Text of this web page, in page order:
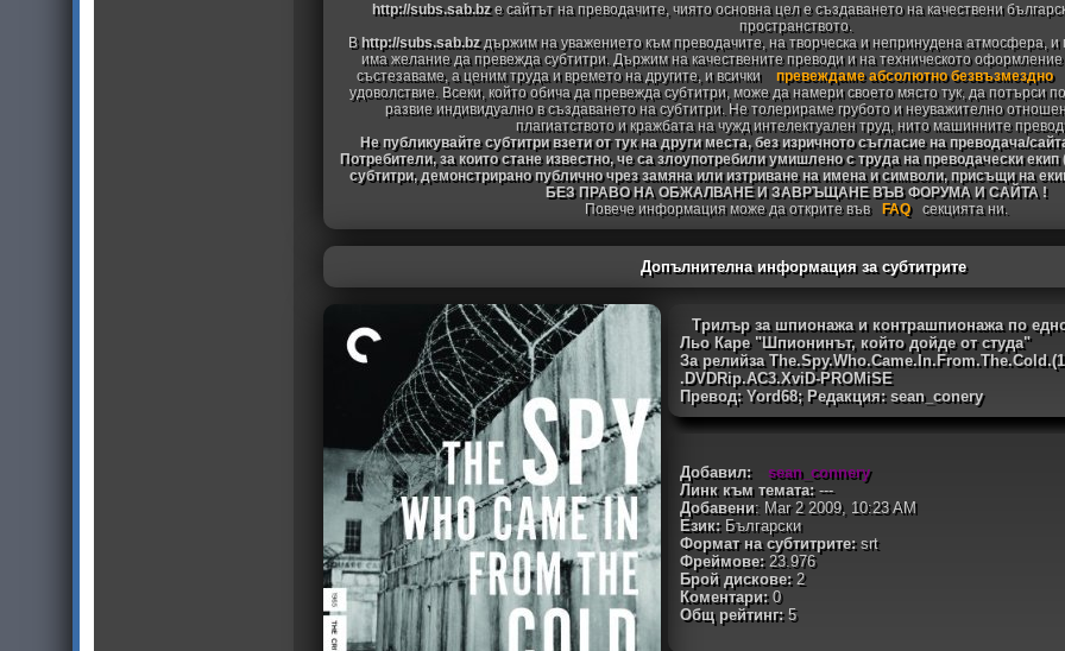
http://subs.sab.bzе сайтът на преводачите, чиято основна цел е създаването на качествени
пространството.
В http://subs.sab.bzдържим на уважението към преводачите, на творческа и непринудена атмосфера, и
има желание да превежда субтитри. Държим на качествените преводи и на техническото оформление
състезаваме, а ценим труда и времето на другите, и всички
превеждаме абсолютно безвъзмездно
удоволствие. Всеки, който обича да превежда субтитри, може да намери своето място тук, да потърси
развие индивидуално в създаването на субтитри. Не толерираме грубото и неуважително
плагиатството и кражбата на чужд интелектуален труд, нито машинните
Не публикувайте субтитри взети от тук на други места, без изричното съгласие на преводача/
Потребители, за които стане известно, че са злоупотребили умишлено с труда на преводачески
субтитри, демонстрирано публично чрез замяна или изтриване на имена и символи, присъщи на
БЕЗ ПРАВО НА ОБЖАЛВАНЕ И ЗАВРЪЩАНЕ ВЪВ ФОРУМА И САЙТА !
Повече информация може да открите във
FAQ секцията ни.
Допълнителна информация за субтитрите
Трилър за шпионажа и контрашпионажа по
Льо Каре "Шпионинът, който дойде от студа"
За релийза
.DVDRip.AC3.XviD-PROMiSE
Превод: Yord68; Редакция: sean_conery
Добавил:
sean_connery
Линк към темата:---
Добавени: Mar 2 2009, 10:23 AM
Език:Български
Формат на субтитрите:srt
Фреймове:23.976
Брой дискове:2
Коментари: 0
Общ рейтинг:5